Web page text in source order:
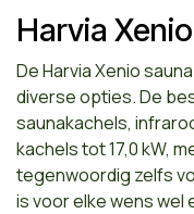
Harvia
De Harvia Xenio
diverse opties. De
saunakachels,
kachels tot 17,0 kW,
tegenwoordig zelfs
is voor elke wens wel